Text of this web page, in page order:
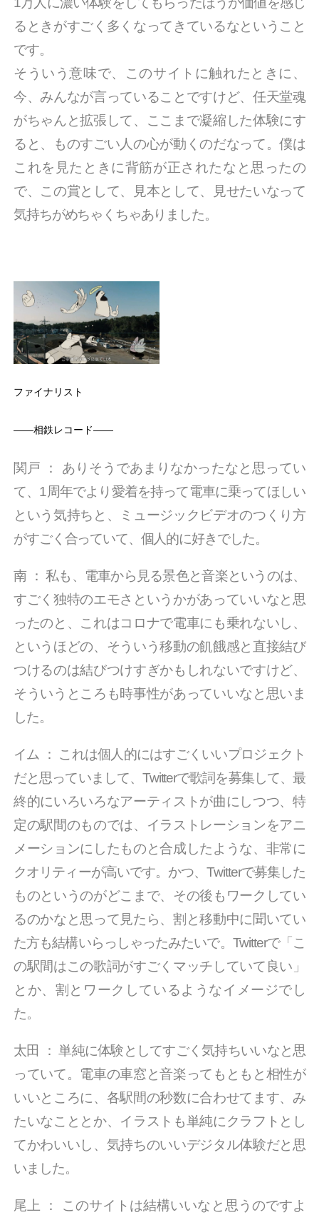
るときがすごく多くなってきているなということ
です。
そういう意味で、このサイトに触れたときに、
今、みんなが言っていることですけど、任天堂魂
がちゃんと拡張して、ここまで凝縮した体験にす
ると、ものすごい人の心が動くのだなって。僕は
これを見たときに背筋が正されたなと思ったの
で、この賞として、見本として、見せたいなって
気持ちがめちゃくちゃありました。
ファイナリスト
――相鉄レコード――
関戸 ： ありそうであまりなかったなと思ってい
て、1周年でより愛着を持って電車に乗ってほしい
という気持ちと、ミュージックビデオのつくり方
がすごく合っていて、個人的に好きでした。
南：私も、電車から見る景色と音楽というのは、
すごく独特のエモさというかがあっていいなと思
ったのと、これはコロナで電車にも乗れないし、
というほどの、そういう移動の飢餓感と直接結び
つけるのは結びつけすぎかもしれないですけど、
そういうところも時事性があっていいなと思いま
した。
イム ： これは個人的にはすごくいいプロジェクト
だと思っていまして、Twitterで歌詞を募集して、最
終的にいろいろなアーティストが曲にしつつ、特
定の駅間のものでは、イラストレーションをアニ
メーションにしたものと合成したような、非常に
クオリティーが高いです。かつ、Twitterで募集した
ものというのがどこまで、その後もワークしてい
るのかなと思って見たら、割と移動中に聞いてい
た方も結構いらっしゃったみたいで。Twitterで「こ
の駅間はこの歌詞がすごくマッチしていて良い」
とか、割とワークしているようなイメージでし
た。
太田 ：単純に体験としてすごく気持ちいいなと思
っていて。電車の車窓と音楽ってもともと相性が
いいところに、各駅間の秒数に合わせてます、み
たいなこととか、イラストも単純にクラフトとし
てかわいいし、気持ちのいいデジタル体験だと思
いました。
尾上 ：
このサイトは結構いいなと思うのですよ